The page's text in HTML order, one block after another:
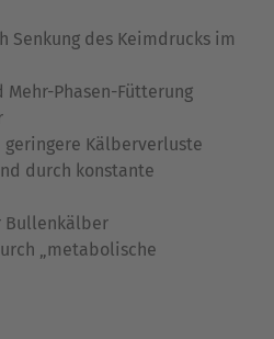
Senkung des Keimdrucks im
Mehr-Phasen-Fütterung
geringere Kälberverluste
durch konstante
Bullenkälber
„metabolische